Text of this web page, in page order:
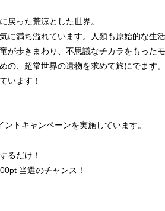
戻った荒涼とした世界。
に満ち溢れています。人類も原始的な生
が歩きまわり、不思議なチカラをもっ
の、超常世界の遺物を求めて旅にでます。
います！
トキャンペーンを実施しています。
るだけ！
当選のチャンス！